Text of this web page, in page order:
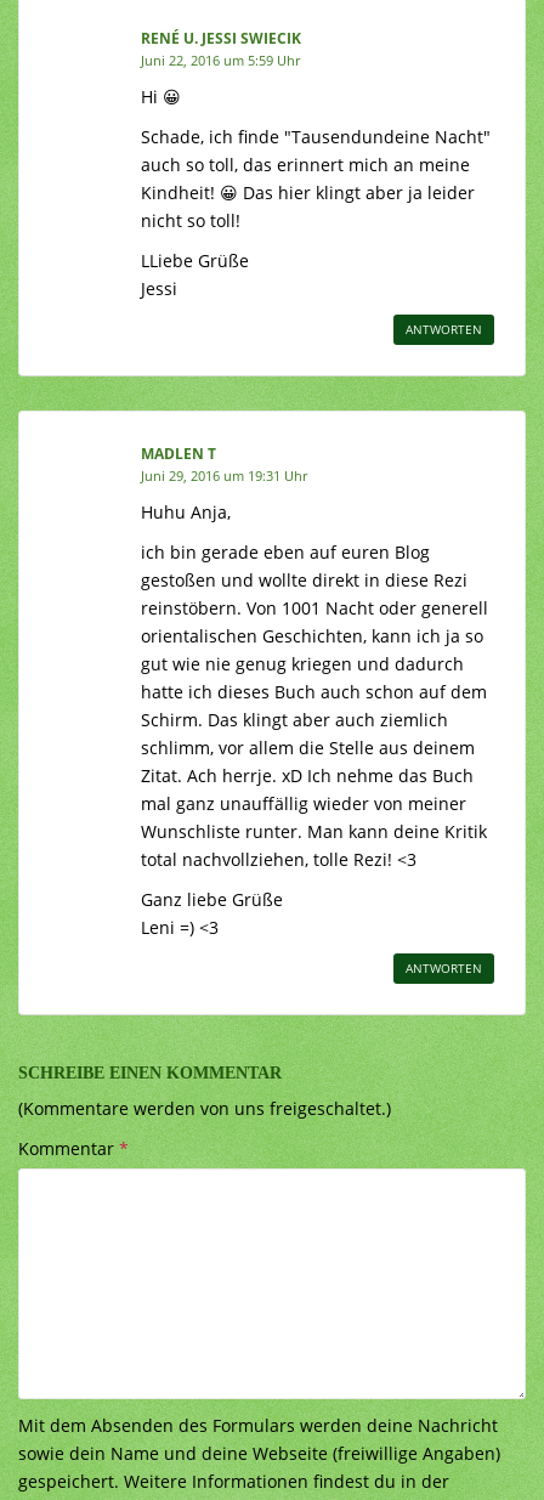
RENÉ U. JESSI SWIECIK
Juni 22, 2016 um 5:59 Uhr
Hi 😀
Schade, ich finde "Tausendundeine Nacht"
auch so toll, das erinnert mich an meine
Kindheit! 😀 Das hier klingt aber ja leider
nicht so toll!
LLiebe Grüße
Jessi
ANTWORTEN
MADLEN T
Juni 29, 2016 um 19:31 Uhr
Huhu Anja,
ich bin gerade eben auf euren Blog
gestoßen und wollte direkt in diese Rezi
reinstöbern. Von 1001 Nacht oder generell
orientalischen Geschichten, kann ich ja so
gut wie nie genug kriegen und dadurch
hatte ich dieses Buch auch schon auf dem
Schirm. Das klingt aber auch ziemlich
schlimm, vor allem die Stelle aus deinem
Zitat. Ach herrje. xD Ich nehme das Buch
mal ganz unauffällig wieder von meiner
Wunschliste runter. Man kann deine Kritik
total nachvollziehen, tolle Rezi! <3
Ganz liebe Grüße
Leni =) <3
ANTWORTEN
SCHREIBE EINEN KOMMENTAR
(Kommentare werden von uns freigeschaltet.)
Kommentar*
Mit dem Absenden des Formulars werden deine Nachricht
sowie dein Name und deine Webseite (freiwillige Angaben)
gespeichert. Weitere Informationen findest du in der